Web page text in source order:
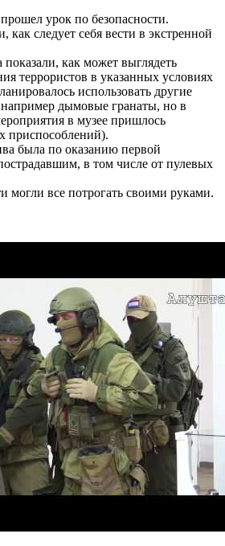
урок по безопасности.
как следует себя вести в экстренной
показали, как может выглядеть
террористов в указанных условиях
использовать другие
например дымовые гранаты, но в
в музее пришлось
приспособлений).
была по оказанию первой
в том числе от пулевых
могли все потрогать своими руками.